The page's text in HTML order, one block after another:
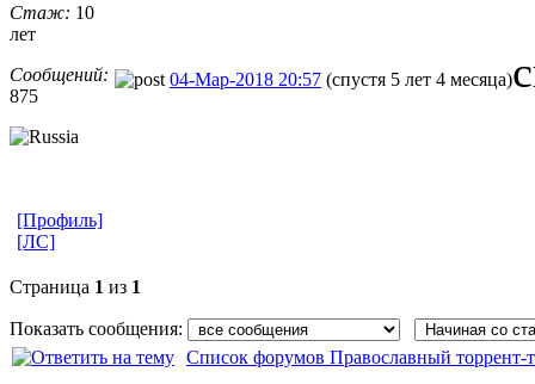
Стаж: 10
лет
Сообщений:
875
04-Мар-2018 20:57 (спустя 5 лет 4 месяца)
[Профиль]
[ЛС]
Страница 1 из 1
Показать сообщения:
Список форумов Православный торрент-